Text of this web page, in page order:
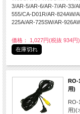
3/AR-5/AR-6/AR-7/AR-33/
555/CA-D01R/AR-824AW/
225A/AR-725SW/AR-
価格： 1,027円(税抜 934円)
在庫切れ
RO-
用)
RO-
用)(